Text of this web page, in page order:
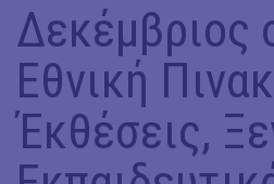
Δεκέμβριος
Εθνική
Έκθέσεις,